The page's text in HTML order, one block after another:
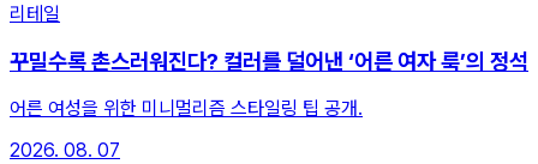
리테일
꾸밀수록 촌스러워진다? 컬러를 덜어낸 ‘어른 여자 룩’의 정석
어른 여성을 위한 미니멀리즘 스타일링 팁 공개.
2026. 08. 07